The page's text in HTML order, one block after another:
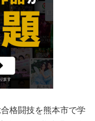
格闘技を熊本市で学